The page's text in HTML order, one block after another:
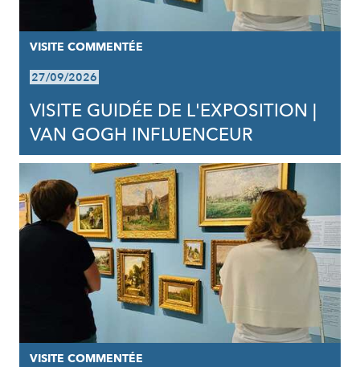
VISITE COMMENTÉE
27/09/2026
VISITE GUIDÉE DE L'EXPOSITION |
VAN GOGH INFLUENCEUR
VISITE COMMENTÉE